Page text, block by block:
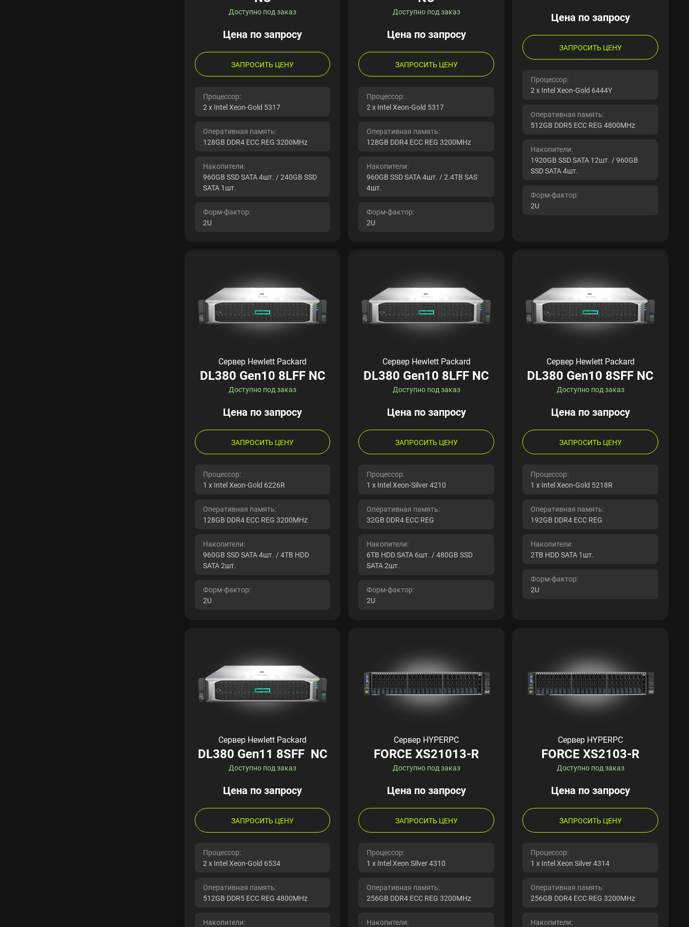
Доступно под заказ
Цена по запросу
ЗАПРОСИТЬ ЦЕНУ
Процессор:
2 x Intel Xeon-Gold 5317
Оперативная память:
128GB DDR4 ECC REG 3200MHz
Накопители:
960GB SSD SATA 4шт. / 240GB SSD
SATA 1шт.
Форм-фактор:
2U
Доступно под заказ
Цена по запросу
ЗАПРОСИТЬ ЦЕНУ
Процессор:
2 x Intel Xeon-Gold 5317
Оперативная память:
128GB DDR4 ECC REG 3200MHz
Накопители:
960GB SSD SATA 4шт. / 2.4TB SAS
4шт.
Форм-фактор:
2U
Цена по запросу
ЗАПРОСИТЬ ЦЕНУ
Процессор:
2 x Intel Xeon-Gold 6444Y
Оперативная память:
512GB DDR5 ECC REG 4800MHz
Накопители:
1920GB SSD SATA 12шт. / 960GB
SSD SATA 4шт.
Форм-фактор:
2U
Сервер Hewlett Packard
DL380 Gen10 8LFF NC
Доступно под заказ
Цена по запросу
ЗАПРОСИТЬ ЦЕНУ
Процессор:
1 x Intel Xeon-Gold 6226R
Оперативная память:
128GB DDR4 ECC REG 3200MHz
Накопители:
960GB SSD SATA 4шт. / 4TB HDD
SATA 2шт.
Форм-фактор:
2U
Сервер Hewlett Packard
DL380 Gen10 8LFF NC
Доступно под заказ
Цена по запросу
ЗАПРОСИТЬ ЦЕНУ
Процессор:
1 x Intel Xeon-Silver 4210
Оперативная память:
32GB DDR4 ECC REG
Накопители:
6TB HDD SATA 6шт. / 480GB SSD
SATA 2шт.
Форм-фактор:
2U
Сервер Hewlett Packard
DL380 Gen10 8SFF NC
Доступно под заказ
Цена по запросу
ЗАПРОСИТЬ ЦЕНУ
Процессор:
1 x Intel Xeon-Gold 5218R
Оперативная память:
192GB DDR4 ECC REG
Накопители:
2TB HDD SATA 1шт.
Форм-фактор:
2U
Сервер Hewlett Packard
DL380 Gen11 8SFF NC
Доступно под заказ
Цена по запросу
ЗАПРОСИТЬ ЦЕНУ
Процессор:
2 x Intel Xeon-Gold 6534
Оперативная память:
512GB DDR5 ECC REG 4800MHz
Накопители:
Сервер HYPERPC
FORCE XS21013-R
Доступно под заказ
Цена по запросу
ЗАПРОСИТЬ ЦЕНУ
Процессор:
1 x Intel Xeon Silver 4310
Оперативная память:
256GB DDR4 ECC REG 3200MHz
Накопители:
Сервер HYPERPC
FORCE XS2103-R
Доступно под заказ
Цена по запросу
ЗАПРОСИТЬ ЦЕНУ
Процессор:
1 x Intel Xeon Silver 4314
Оперативная память:
256GB DDR4 ECC REG 3200MHz
Накопители: